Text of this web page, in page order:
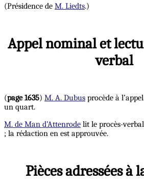
(Présidence de M. Liedts.)
Appel nominal et
verbal
(page 1635) M. A. Dubus procède à
un quart.
M. de Man d’Attenrode lit le procès-
; la rédaction en est approuvée.
Pièces adressées à